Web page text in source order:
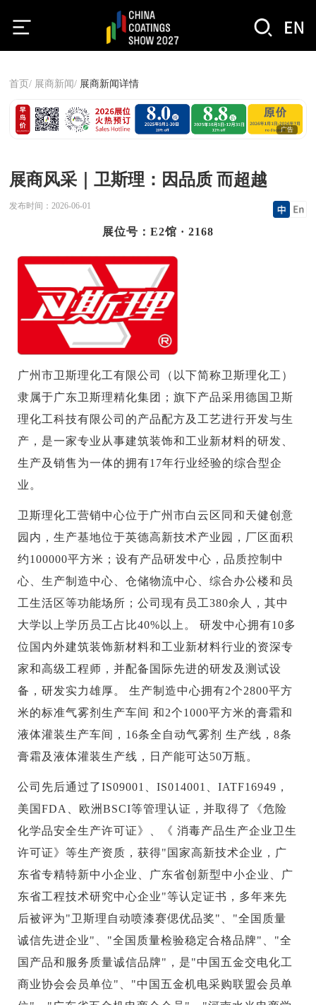
首页/ 展商新闻/ 展商新闻详情
广告
展商风采｜卫斯理：因品质 而超越
发布时间： 2026-06-01
展位号：E2馆 · 2168
广州市卫斯理化工有限公司（以下简称卫斯理化工）
隶属于广东卫斯理精化集团；旗下产品采用德国卫斯
理化工科技有限公司的产品配方及工艺进行开发与生
产，是一家专业从事建筑装饰和工业新材料的研发、
生产及销售为一体的拥有17年行业经验的综合型企
业。
卫斯理化工营销中心位于广州市白云区同和天健创意
园内，生产基地位于英德高新技术产业园，厂区面积
约100000平方米；设有产品研发中心，品质控制中
心、生产制造中心、仓储物流中心、综合办公楼和员
工生活区等功能场所；公司现有员工380余人，其中
大学以上学历员工占比40%以上。 研发中心拥有10多
位国内外建筑装饰新材料和工业新材料行业的资深专
家和高级工程师，并配备国际先进的研发及测试设
备，研发实力雄厚。 生产制造中心拥有2个2800平方
米的标准气雾剂生产车间 和2个1000平方米的膏霜和
液体灌装生产车间，16条全自动气雾剂 生产线，8条
膏霜及液体灌装生产线，日产能可达50万瓶。
公司先后通过了IS09001、IS014001、IATF16949，
美国FDA、欧洲BSCI等管理认证，并取得了《危险
化学品安全生产许可证》、《 消毒产品生产企业卫生
许可证》等生产资质，获得"国家高新技术企业，广
东省专精特新中小企业、广东省创新型中小企业、广
东省工程技术研究中心企业"等认定证书，多年来先
后被评为"卫斯理自动喷漆赛偲优品奖"、"全国质量
诚信先进企业"、"全国质量检验稳定合格品牌"、"全
国产品和服务质量诚信品牌"，是"中国五金交电化工
商业协会会员单位"、"中国五金机电采购联盟会员单